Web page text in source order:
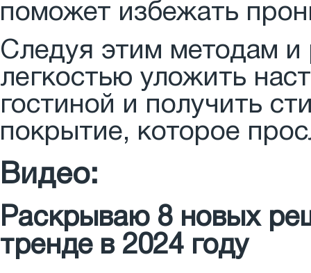
поможет избежать
Следуя этим методам
легкостью уложить
гостиной и получить
покрытие, которое
Видео:
Раскрываю 8 новых
тренде в 2024 году